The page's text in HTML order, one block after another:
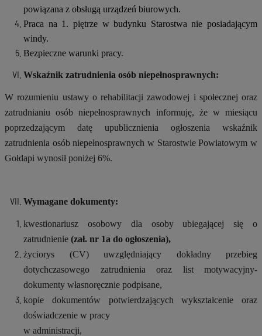
powiązana z obsługą urządzeń biurowych.
Praca na 1. piętrze w budynku Starostwa nie posiadającym
windy.
Bezpieczne warunki pracy.
Wskaźnik zatrudnienia osób niepełnosprawnych:
W rozumieniu ustawy o rehabilitacji zawodowej i społecznej oraz
zatrudnianiu osób niepełnosprawnych informuję, że w miesiącu
poprzedzającym datę upublicznienia ogłoszenia wskaźnik
zatrudnienia osób niepełnosprawnych w Starostwie Powiatowym w
Gołdapi wynosił poniżej 6%.
Wymagane dokumenty:
kwestionariusz osobowy dla osoby ubiegającej się o
zatrudnienie (zał. nr 1a do ogłoszenia),
życiorys (CV) uwzględniający dokładny przebieg
dotychczasowego zatrudnienia oraz list motywacyjny-
dokumenty własnoręcznie podpisane,
kopie dokumentów potwierdzających wykształcenie oraz
doświadczenie w pracy
w administracji,